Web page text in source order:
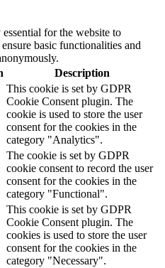
for the website to
basic functionalities and
Description
This cookie is set by GDPR
Cookie Consent plugin. The
cookie is used to store the user
consent for the cookies in the
category "Analytics".
The cookie is set by GDPR
cookie consent to record the user
consent for the cookies in the
category "Functional".
This cookie is set by GDPR
Cookie Consent plugin. The
cookies is used to store the user
consent for the cookies in the
category "Necessary".